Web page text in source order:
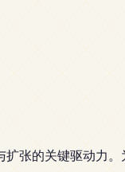
张的关键驱动力